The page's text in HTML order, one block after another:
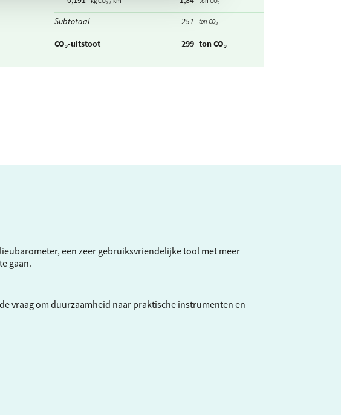
Subtotaal 251 ton CO₂
CO₂-uitstoot 299 ton CO₂
een zeer gebruiksvriendelijke tool met meer
gaan.
vraag om duurzaamheid naar praktische instrumenten en